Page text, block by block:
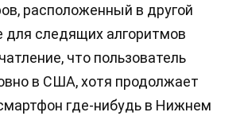
расположенный в другой
для следящих алгоритмов
что пользователь
в США, хотя продолжает
где-нибудь в Нижнем